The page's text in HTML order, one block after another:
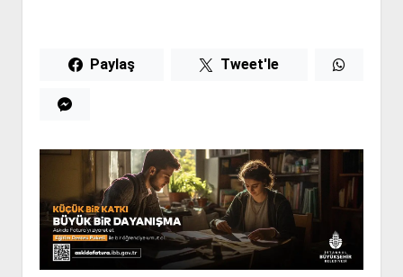
Paylaş Tweet'le